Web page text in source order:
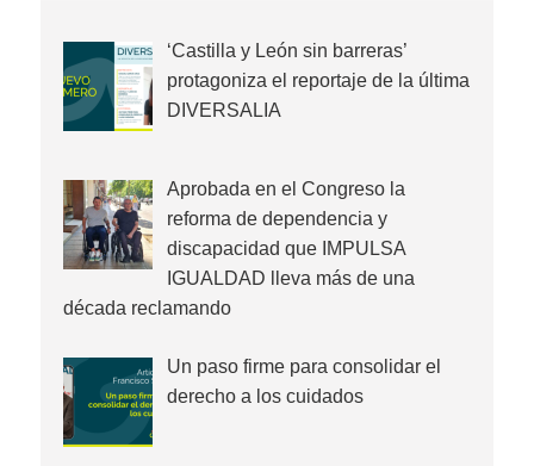
‘Castilla y León sin barreras’
protagoniza el reportaje de la última
DIVERSALIA
Aprobada en el Congreso la
reforma de dependencia y
discapacidad que IMPULSA
IGUALDAD lleva más de una
década reclamando
Un paso firme para consolidar el
derecho a los cuidados